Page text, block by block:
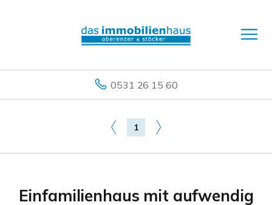
0531 26 15 60
1
Einfamilienhaus mit aufwendig